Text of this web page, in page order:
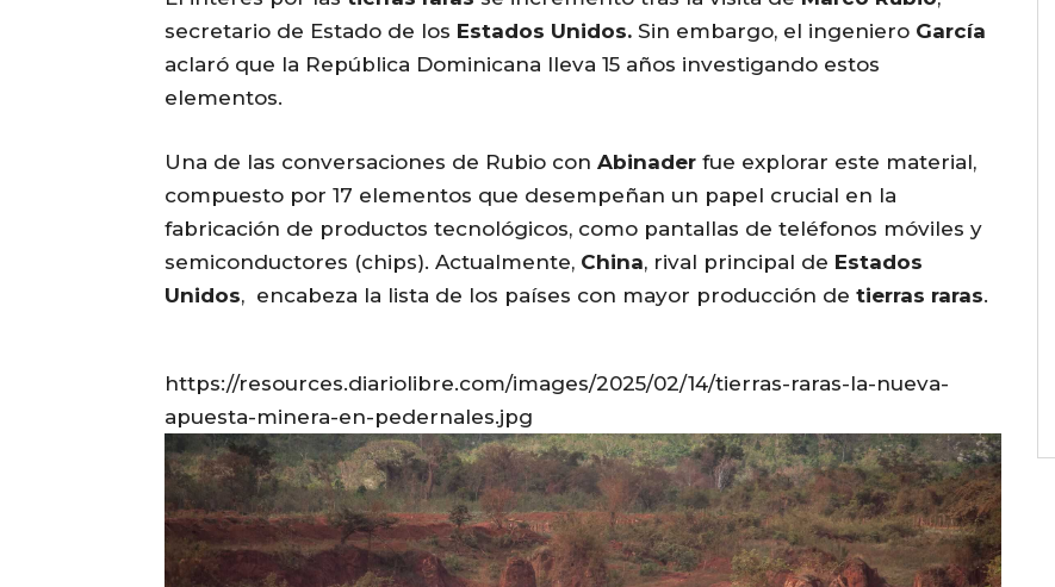
secretario de Estado de los Estados Unidos. Sin embargo, el ingeniero García
aclaró que la República Dominicana lleva 15 años investigando estos
elementos.
Una de las conversaciones de Rubio con Abinader fue explorar este material,
compuesto por 17 elementos que desempeñan un papel crucial en la
fabricación de productos tecnológicos, como pantallas de teléfonos móviles y
semiconductores (chips). Actualmente, China, rival principal de Estados
Unidos, encabeza la lista de los países con mayor producción de tierras raras.
https://resources.diariolibre.com/images/2025/02/14/tierras-raras-la-nueva-
apuesta-minera-en-pedernales.jpg